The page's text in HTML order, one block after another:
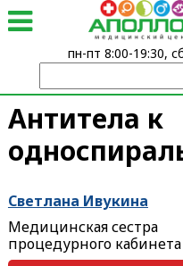
Антитела к
Светлана Ивукина
Медицинская сестра
процедурного кабинета
пн-пт 8:00-19:30,